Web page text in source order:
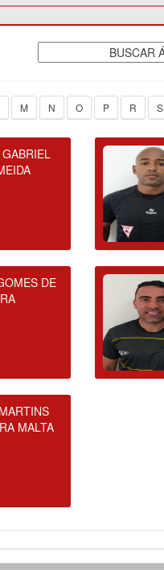
M N O P R S
DE
MALTA